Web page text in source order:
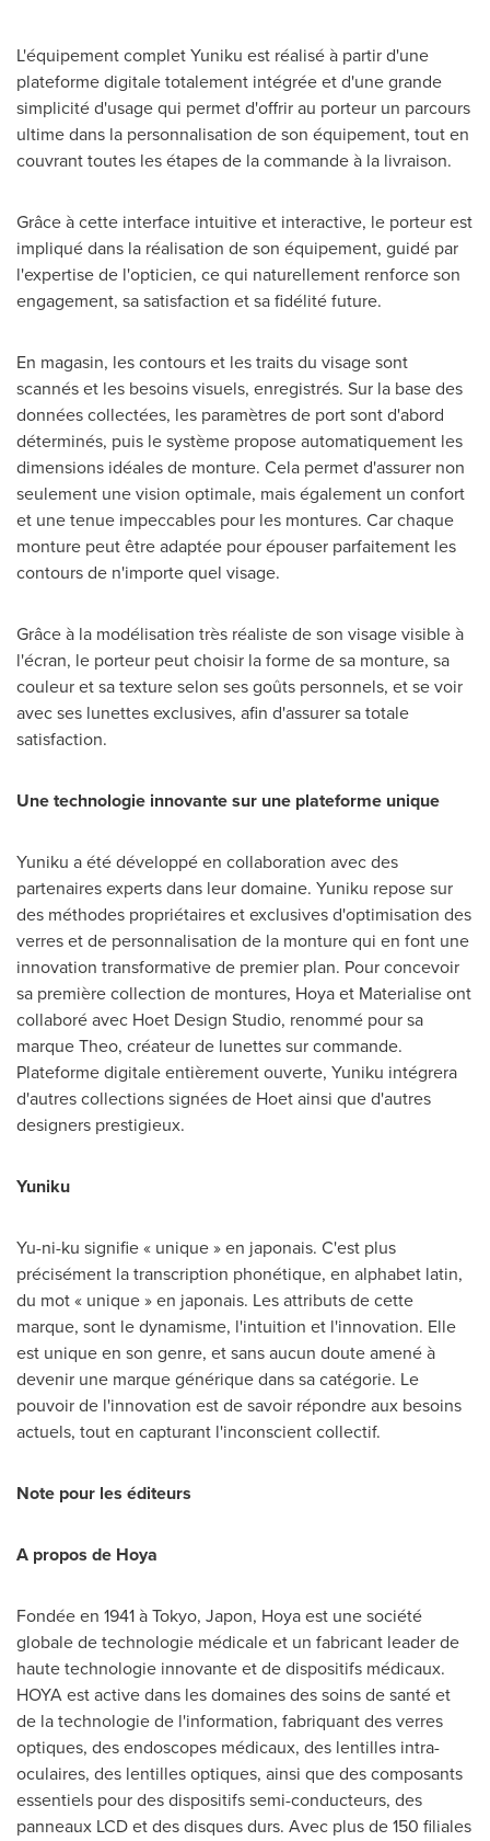
L'équipement complet Yuniku est réalisé à partir d'une
plateforme digitale totalement intégrée et d'une grande
simplicité d'usage qui permet d'offrir au porteur un parcours
ultime dans la personnalisation de son équipement, tout en
couvrant toutes les étapes de la commande à la livraison.
Grâce à cette interface intuitive et interactive, le porteur est
impliqué dans la réalisation de son équipement, guidé par
l'expertise de l'opticien, ce qui naturellement renforce son
engagement, sa satisfaction et sa fidélité future.
En magasin, les contours et les traits du visage sont
scannés et les besoins visuels, enregistrés. Sur la base des
données collectées, les paramètres de port sont d'abord
déterminés, puis le système propose automatiquement les
dimensions idéales de monture. Cela permet d'assurer non
seulement une vision optimale, mais également un confort
et une tenue impeccables pour les montures. Car chaque
monture peut être adaptée pour épouser parfaitement les
contours de n'importe quel visage.
Grâce à la modélisation très réaliste de son visage visible à
l'écran, le porteur peut choisir la forme de sa monture, sa
couleur et sa texture selon ses goûts personnels, et se voir
avec ses lunettes exclusives, afin d'assurer sa totale
satisfaction.
Une technologie innovante sur une plateforme unique
Yuniku a été développé en collaboration avec des
partenaires experts dans leur domaine. Yuniku repose sur
des méthodes propriétaires et exclusives d'optimisation des
verres et de personnalisation de la monture qui en font une
innovation transformative de premier plan. Pour concevoir
sa première collection de montures, Hoya et Materialise ont
collaboré avec Hoet Design Studio, renommé pour sa
marque Theo, créateur de lunettes sur commande.
Plateforme digitale entièrement ouverte, Yuniku intégrera
d'autres collections signées de Hoet ainsi que d'autres
designers prestigieux.
Yuniku
Yu-ni-ku signifie « unique » en japonais. C'est plus
précisément la transcription phonétique, en alphabet latin,
du mot « unique » en japonais. Les attributs de cette
marque, sont le dynamisme, l'intuition et l'innovation. Elle
est unique en son genre, et sans aucun doute amené à
devenir une marque générique dans sa catégorie. Le
pouvoir de l'innovation est de savoir répondre aux besoins
actuels, tout en capturant l'inconscient collectif.
Note pour les éditeurs
A propos de Hoya
Fondée en 1941 àTokyo, Japon, Hoya est une société
globale de technologie médicale et un fabricant leader de
haute technologie innovante et de dispositifs médicaux.
HOYA est active dans les domaines des soins de santé et
de la technologie de l'information, fabriquant des verres
optiques, des endoscopes médicaux, des lentilles intra-
oculaires, des lentilles optiques, ainsi que des composants
essentiels pour des dispositifs semi-conducteurs, des
panneaux LCD et des disques durs. Avec plus de 150 filiales